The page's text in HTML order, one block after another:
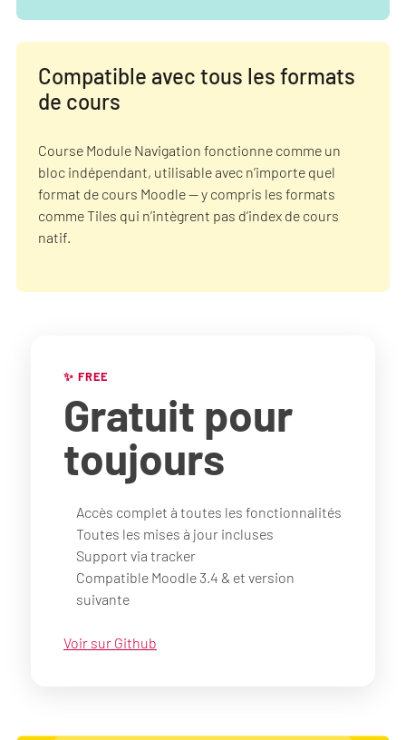
Compatible avec tous les formats
de cours
Course Module Navigation fonctionne comme un
bloc indépendant, utilisable avec n’importe quel
format de cours Moodle — y compris les formats
comme Tiles qui n’intègrent pas d’index de cours
natif.
✨ FREE
Gratuit pour
toujours
Accès complet à toutes les fonctionnalités
Toutes les mises à jour incluses
Support via tracker
Compatible Moodle 3.4 & et version
suivante
Voir sur Github